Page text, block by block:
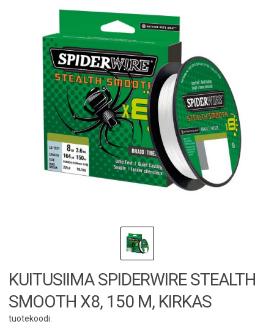
KUITUSIIMA SPIDERWIRE STEALTH
SMOOTH X8, 150 M, KIRKAS
tuotekoodi: